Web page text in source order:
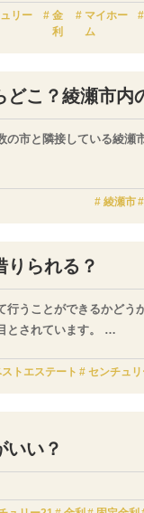
リー
金
利
マイホー
ム
こ？綾瀬市内
市と隣接している綾瀬
に必要な冷暖房の設置
綾瀬市
りられる？
うことができるかどう
とされています。
トエステート センチュ
いい？